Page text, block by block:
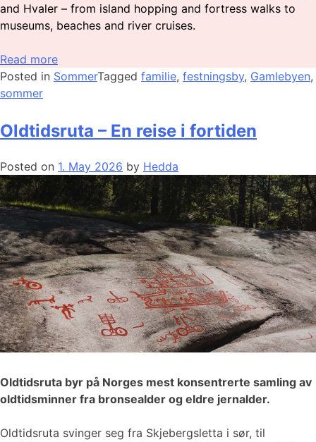
and Hvaler – from island hopping and fortress walks to
museums, beaches and river cruises.
Read more
Posted in SommerTagged familie, festningsby, Gamlebyen,
sommer
Oldtidsruta – En reise i fortiden
Posted on 1. May 2026 by Hedda
Oldtidsruta byr på Norges mest konsentrerte samling av
oldtidsminner fra bronsealder og eldre jernalder.
Oldtidsruta svinger seg fra Skjebergsletta i sør, til